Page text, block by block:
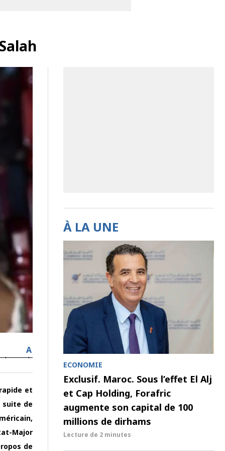
A
et
suite de
Major
de
À LA UNE
ECONOMIE
Exclusif. Maroc. Sous l’effet El Alj
et Cap Holding, Forafric
augmente son capital de 100
millions de dirhams
Lecture de 2 minutes